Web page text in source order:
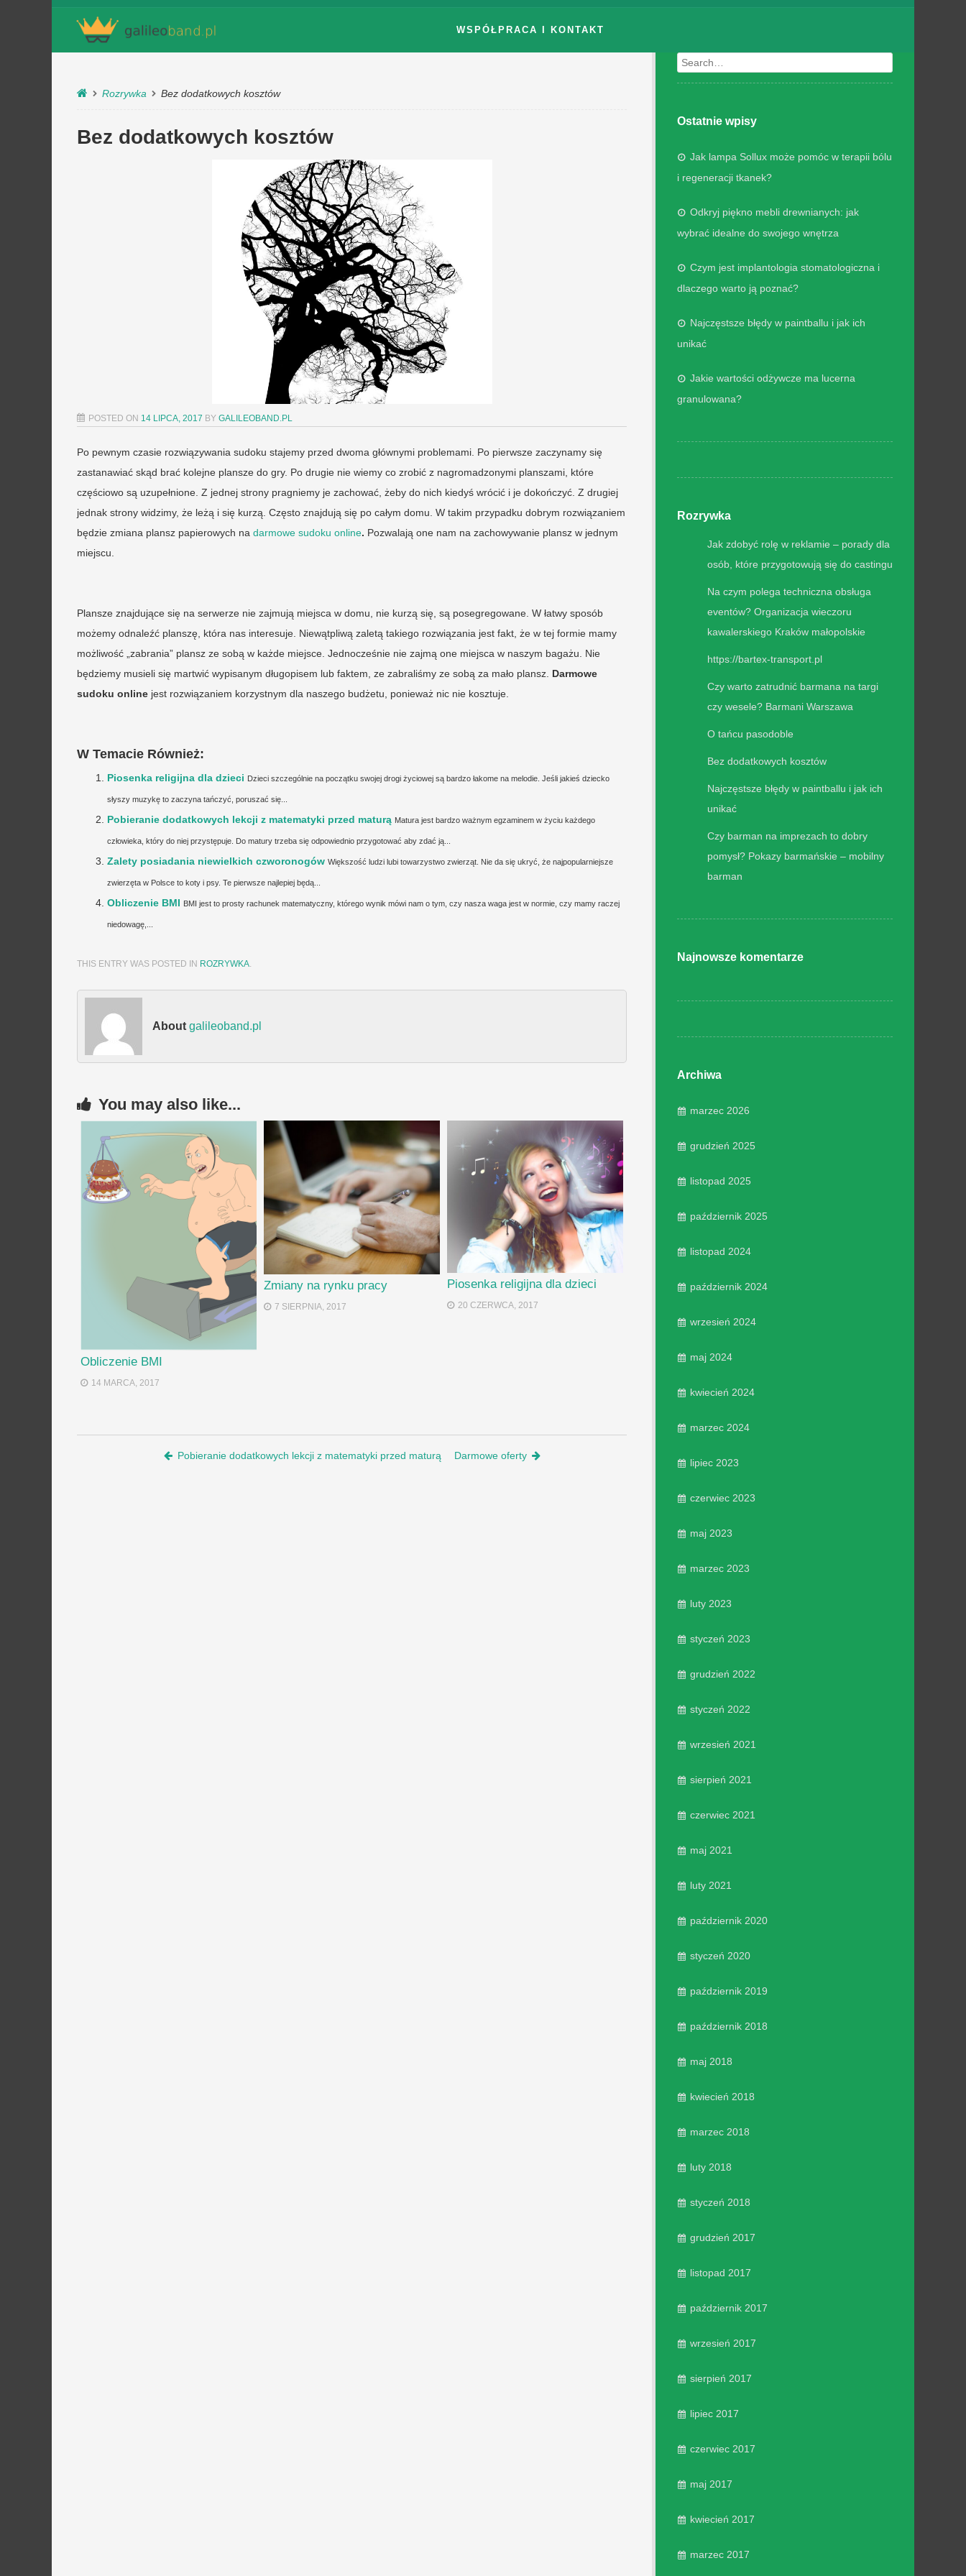
WSPÓŁPRACA I KONTAKT
Rozrywka Bez dodatkowych kosztów
Bez dodatkowych kosztów
POSTED ON 14 LIPCA, 2017 BY GALILEOBAND.PL
Po pewnym czasie rozwiązywania sudoku stajemy przed dwoma głównymi problemami. Po pierwsze zaczynamy się
zastanawiać skąd brać kolejne plansze do gry. Po drugie nie wiemy co zrobić z nagromadzonymi planszami, które
częściowo są uzupełnione. Z jednej strony pragniemy je zachować, żeby do nich kiedyś wrócić i je dokończyć. Z drugiej
jednak strony widzimy, że leżą i się kurzą. Często znajdują się po całym domu. W takim przypadku dobrym rozwiązaniem
będzie zmiana plansz papierowych na darmowe sudoku online. Pozwalają one nam na zachowywanie plansz w jednym
miejscu.
Plansze znajdujące się na serwerze nie zajmują miejsca w domu, nie kurzą się, są posegregowane. W łatwy sposób
możemy odnaleźć planszę, która nas interesuje. Niewątpliwą zaletą takiego rozwiązania jest fakt, że w tej formie mamy
możliwość „zabrania” plansz ze sobą w każde miejsce. Jednocześnie nie zajmą one miejsca w naszym bagażu. Nie
będziemy musieli się martwić wypisanym długopisem lub faktem, ze zabraliśmy ze sobą za mało plansz. Darmowe
sudoku online jest rozwiązaniem korzystnym dla naszego budżetu, ponieważ nic nie kosztuje.
W Temacie Również:
Piosenka religijna dla dzieci Dzieci szczególnie na początku swojej drogi życiowej są bardzo łakome na melodie. Jeśli jakieś dziecko
słyszy muzykę to zaczyna tańczyć, poruszać się...
Pobieranie dodatkowych lekcji z matematyki przed maturą Matura jest bardzo ważnym egzaminem w życiu każdego
człowieka, który do niej przystępuje. Do matury trzeba się odpowiednio przygotować aby zdać ją...
Zalety posiadania niewielkich czworonogów Większość ludzi lubi towarzystwo zwierząt. Nie da się ukryć, że najpopularniejsze
zwierzęta w Polsce to koty i psy. Te pierwsze najlepiej będą...
Obliczenie BMI BMI jest to prosty rachunek matematyczny, którego wynik mówi nam o tym, czy nasza waga jest w normie, czy mamy raczej
niedowagę,...
THIS ENTRY WAS POSTED IN ROZRYWKA.
About galileoband.pl
You may also like...
Obliczenie BMI
14 MARCA, 2017
Zmiany na rynku pracy
7 SIERPNIA, 2017
Piosenka religijna dla dzieci
20 CZERWCA, 2017
Post navigationPobieranie dodatkowych lekcji z matematyki przed maturą Darmowe oferty
Search
Ostatnie wpisy
Jak lampa Sollux może pomóc w terapii bólu
i regeneracji tkanek?
Odkryj piękno mebli drewnianych: jak
wybrać idealne do swojego wnętrza
Czym jest implantologia stomatologiczna i
dlaczego warto ją poznać?
Najczęstsze błędy w paintballu i jak ich
unikać
Jakie wartości odżywcze ma lucerna
granulowana?
Rozrywka
Jak zdobyć rolę w reklamie – porady dla
osób, które przygotowują się do castingu
Na czym polega techniczna obsługa
eventów? Organizacja wieczoru
kawalerskiego Kraków małopolskie
https://bartex-transport.pl
Czy warto zatrudnić barmana na targi
czy wesele? Barmani Warszawa
O tańcu pasodoble
Bez dodatkowych kosztów
Najczęstsze błędy w paintballu i jak ich
unikać
Czy barman na imprezach to dobry
pomysł? Pokazy barmańskie – mobilny
barman
Najnowsze komentarze
Archiwa
marzec 2026
grudzień 2025
listopad 2025
październik 2025
listopad 2024
październik 2024
wrzesień 2024
maj 2024
kwiecień 2024
marzec 2024
lipiec 2023
czerwiec 2023
maj 2023
marzec 2023
luty 2023
styczeń 2023
grudzień 2022
styczeń 2022
wrzesień 2021
sierpień 2021
czerwiec 2021
maj 2021
luty 2021
październik 2020
styczeń 2020
październik 2019
październik 2018
maj 2018
kwiecień 2018
marzec 2018
luty 2018
styczeń 2018
grudzień 2017
listopad 2017
październik 2017
wrzesień 2017
sierpień 2017
lipiec 2017
czerwiec 2017
maj 2017
kwiecień 2017
marzec 2017